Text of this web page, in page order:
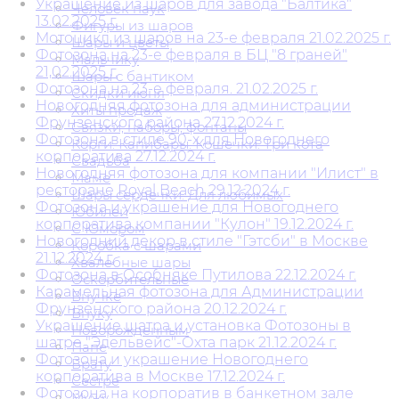
Человек паук
Фигуры из шаров
Шары и цветы
Мальчику
Шары с бантиком
Скидки июня
Хиты продаж
Связки, наборы, фонтаны
Корги. Капибары. Кошечки. Три кота
Свадьба
Маме
Шары сердечки. Для любимых
Юбилей
С Юмором
Коробка с шарами
Хвалебные шары
Оскорбительные
Внучке
Внуку
Новорожденным
Папе
Брату
Сестре
Украшение из шаров для завода "Балтика"
13.02.2025 г.
Мотоцикл из шаров на 23-е февраля 21.02.2025 г.
Фотозона на 23-е февраля в БЦ "8 граней"
21,02.2025 г.
Фотозона на 23-е февраля. 21.02.2025 г.
Новогодняя фотозона для администрации
Фрунзенского района 27.12.2024 г.
Фотозона в стиле 90-х для Новогоднего
корпоратива 27.12.2024 г.
Новогодняя фотозона для компании "Илист" в
ресторане Royal Beach 29.12.2024 г.
Фотозона и украшение для Новогоднего
корпоратива компании "Кулон" 19.12.2024 г.
Новогодний декор в стиле "Гэтсби" в Москве
21.12.2024 г.
Фотозона в Особняке Путилова 22.12.2024 г.
Карамельная фотозона для Администрации
Фрунзенского района 20.12.2024 г.
Украшение шатра и установка Фотозоны в
шатре "Эдельвейс"-Охта парк 21.12.2024 г.
Фотозона и украшение Новогоднего
корпоратива в Москве 17.12.2024 г.
Фотозона на корпоратив в банкетном зале